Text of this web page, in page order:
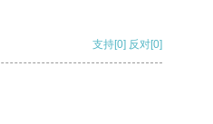
支持[0] 反对[0]